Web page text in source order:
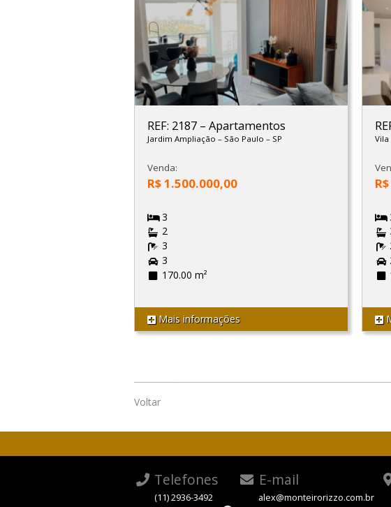
REF: 2187 – Apartamentos
Jardim Ampliação – São Paulo – SP
Venda:
R$ 1.500.000,00
3
2
3
3
170.00 m²
Mais informações
Vila
Voltar
Telefones
(11) 2936-3492
E-mail
alex@monteirorizzo.com.br